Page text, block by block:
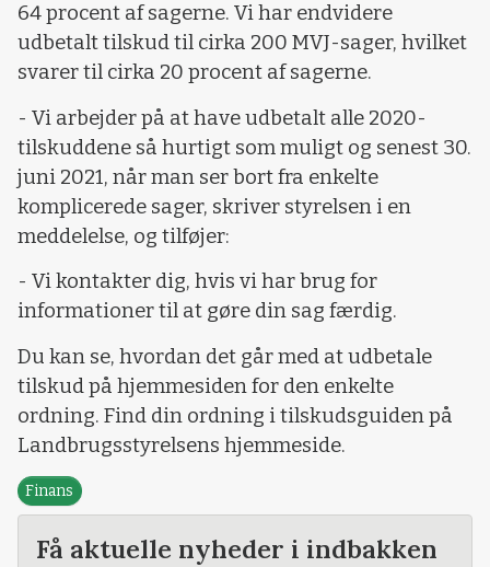
64 procent af sagerne. Vi har endvidere
udbetalt tilskud til cirka 200 MVJ-sager, hvilket
svarer til cirka 20 procent af sagerne.
- Vi arbejder på at have udbetalt alle 2020-
tilskuddene så hurtigt som muligt og senest 30.
juni 2021, når man ser bort fra enkelte
komplicerede sager, skriver styrelsen i en
meddelelse, og tilføjer:
- Vi kontakter dig, hvis vi har brug for
informationer til at gøre din sag færdig.
Du kan se, hvordan det går med at udbetale
tilskud på hjemmesiden for den enkelte
ordning. Find din ordning i tilskudsguiden på
Landbrugsstyrelsens hjemmeside.
Finans
Få aktuelle nyheder i indbakken